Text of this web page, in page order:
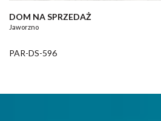
DOM NA SPRZEDAŻ
Jaworzno
PAR-DS-596